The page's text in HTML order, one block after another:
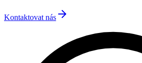
Kontaktovat nás